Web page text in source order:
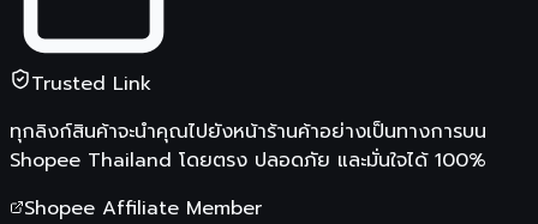
Trusted Link
ทุกลิงก์สินค้าจะนำคุณไปยังหน้าร้านค้าอย่างเป็นทางการบน
Shopee Thailand โดยตรง ปลอดภัย และมั่นใจได้ 100%
Shopee Affiliate Member